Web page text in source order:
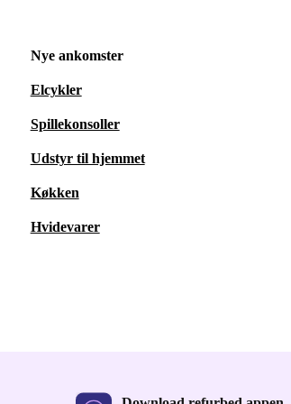
Nye ankomster
Elcykler
Spillekonsoller
Udstyr til hjemmet
Køkken
Hvidevarer